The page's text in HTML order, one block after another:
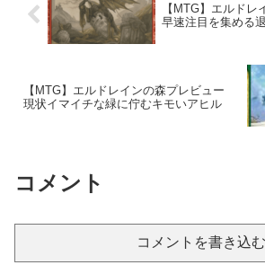
【MTG】エルド
早速注目を集める
【MTG】エルドレインの森プレビュー
現状イマイチな緑に佇むキモいアヒル
コメント
コメントを書き込む